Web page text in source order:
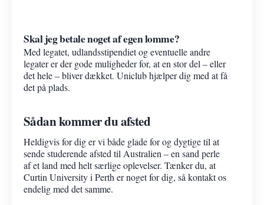
Skal jeg betale noget af egen lomme?
Med legatet, udlandsstipendiet og eventuelle andre
legater er der gode muligheder for, at en stor del – eller
det hele – bliver dækket. Uniclub hjælper dig med at få
det på plads.
Sådan kommer du afsted
Heldigvis for dig er vi både glade for og dygtige til at
sende studerende afsted til Australien – en sand perle
af et land med helt særlige oplevelser. Tænker du, at
Curtin University i Perth er noget for dig, så kontakt os
endelig med det samme.